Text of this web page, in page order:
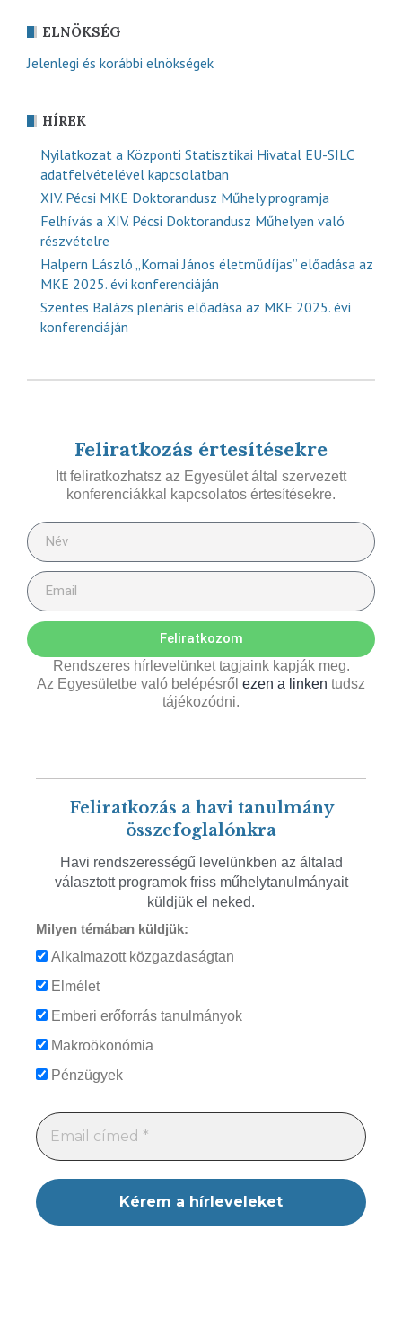
ELNÖKSÉG
Jelenlegi és korábbi elnökségek
HÍREK
Nyilatkozat a Központi Statisztikai Hivatal EU-SILC
adatfelvételével kapcsolatban
XIV. Pécsi MKE Doktorandusz Műhely programja
Felhívás a XIV. Pécsi Doktorandusz Műhelyen való
részvételre
Halpern László „Kornai János életműdíjas” előadása az
MKE 2025. évi konferenciáján
Szentes Balázs plenáris előadása az MKE 2025. évi
konferenciáján
Feliratkozás értesítésekre
Itt feliratkozhatsz az Egyesület által szervezett
konferenciákkal kapcsolatos értesítésekre.
Feliratkozom
Rendszeres hírlevelünket tagjaink kapják meg.
Az Egyesületbe való belépésről ezen a linken tudsz
tájékozódni.
Feliratkozás a havi tanulmány
összefoglalónkra
Havi rendszerességű levelünkben az általad
választott programok friss műhelytanulmányait
küldjük el neked.
Milyen témában küldjük:
Alkalmazott közgazdaságtan
Elmélet
Emberi erőforrás tanulmányok
Makroökonómia
Pénzügyek